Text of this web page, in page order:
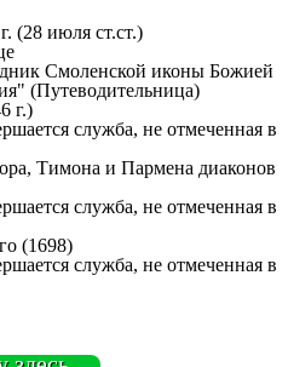
(28 июля ст.ст.)
Смоленской иконы Божией
(Путеводительница)
г.)
Тимона и Пармена диаконов
(1698)